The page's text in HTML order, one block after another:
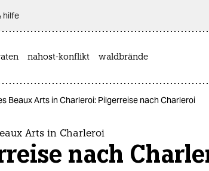
hilfe
nahost-konflikt waldbrände
Beaux Arts in Charleroi: Pilgerreise nach Charleroi
Arts in Charleroi
nach